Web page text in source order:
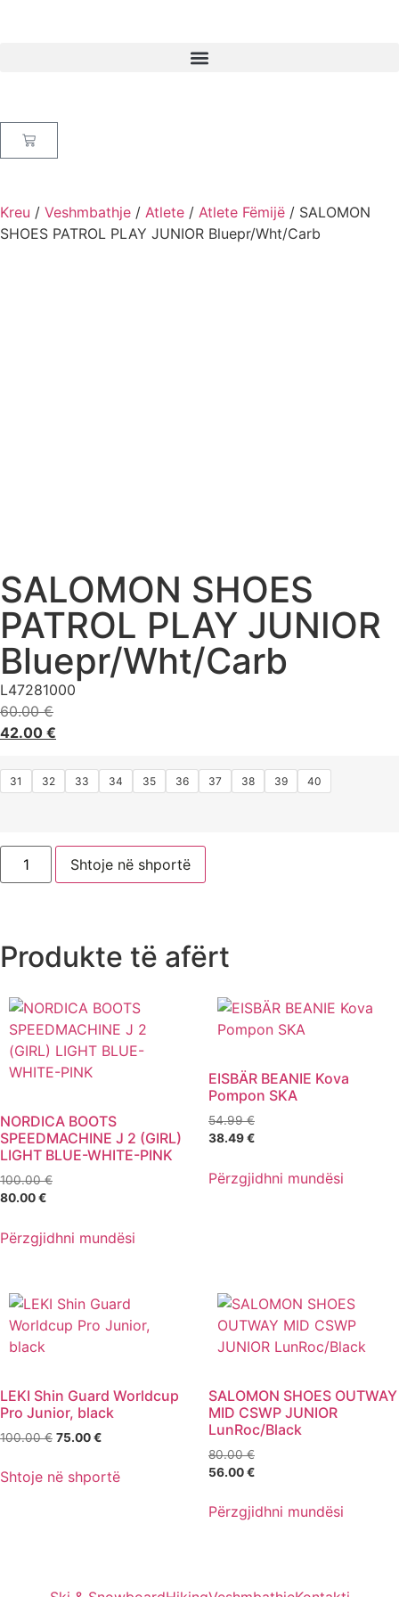
Kreu / Veshmbathje / Atlete / Atlete Fëmijë / SALOMON
SHOES PATROL PLAY JUNIOR Bluepr/Wht/Carb
SALOMON SHOES
PATROL PLAY JUNIOR
Bluepr/Wht/Carb
L47281000
60.00€
42.00 €
31 32 33 34 35 36 37 38 39 40
Shtoje në shportë
Produkte të afërt
NORDICA BOOTS
SPEEDMACHINE J 2 (GIRL)
LIGHT BLUE-WHITE-PINK
100.00€
80.00€
Përzgjidhni mundësi
EISBÄR BEANIE Kova
Pompon SKA
54.99€
38.49€
Përzgjidhni mundësi
LEKI Shin Guard Worldcup
Pro Junior, black
100.00€ 75.00€
Shtoje në shportë
SALOMON SHOES OUTWAY
MID CSWP JUNIOR
LunRoc/Black
80.00€
56.00€
Përzgjidhni mundësi